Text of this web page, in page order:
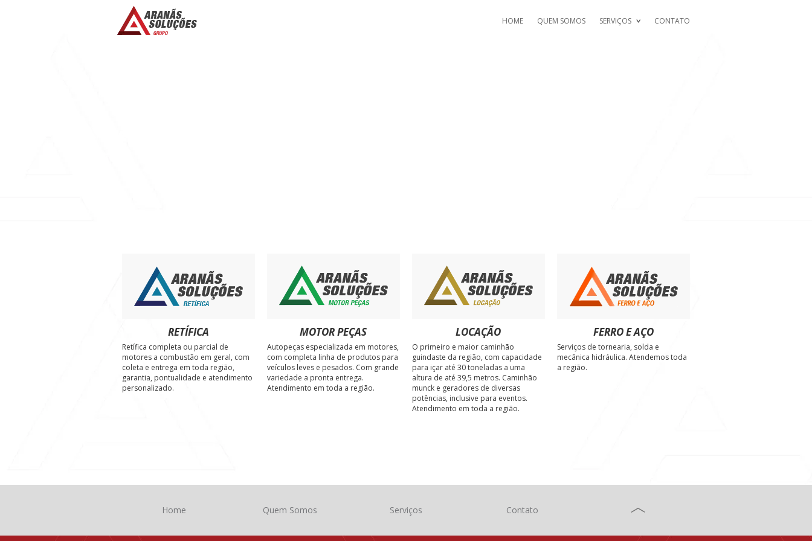
HOME QUEM SOMOS SERVIÇOS CONTATO
RETÍFICA
Retífica completa ou parcial de
motores a combustão em geral, com
coleta e entrega em toda região,
garantia, pontualidade e atendimento
personalizado.
MOTOR PEÇAS
Autopeças especializada em motores,
com completa linha de produtos para
veículos leves e pesados. Com grande
variedade a pronta entrega.
Atendimento em toda a região.
LOCAÇÃO
O primeiro e maior caminhão
guindaste da região, com capacidade
para içar até 30 toneladas a uma
altura de até 39,5 metros. Caminhão
munck e geradores de diversas
potências, inclusive para eventos.
Atendimento em toda a região.
FERRO E AÇO
Serviços de tornearia, solda e
mecânica hidráulica. Atendemos toda
a região.
Home Quem Somos Serviços Contato